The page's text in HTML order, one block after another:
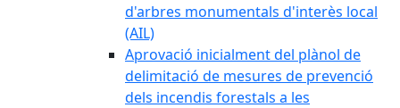
d'arbres monumentals d'interès local
(AIL)
Aprovació inicialment del plànol de
delimitació de mesures de prevenció
dels incendis forestals a les